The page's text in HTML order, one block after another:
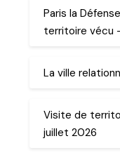
Paris la
territoire vécu
La ville
Visite de
juillet 2026